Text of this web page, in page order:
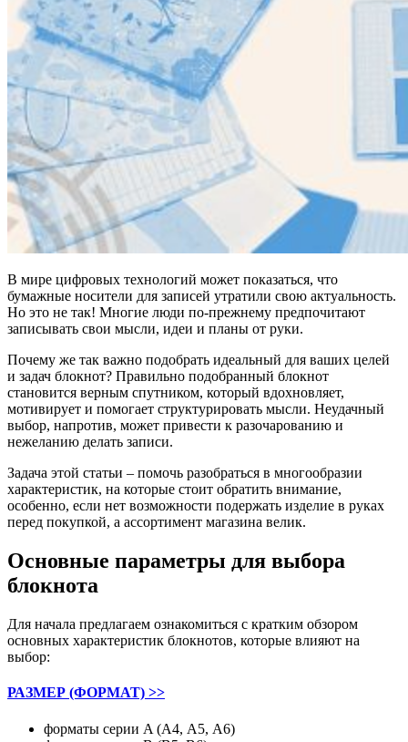
В мире цифровых технологий может показаться, что
бумажные носители для записей утратили свою актуальность.
Но это не так! Многие люди по-прежнему предпочитают
записывать свои мысли, идеи и планы от руки.
Почему же так важно подобрать идеальный для ваших целей
и задач блокнот? Правильно подобранный блокнот
становится верным спутником, который вдохновляет,
мотивирует и помогает структурировать мысли. Неудачный
выбор, напротив, может привести к разочарованию и
нежеланию делать записи.
Задача этой статьи – помочь разобраться в многообразии
характеристик, на которые стоит обратить внимание,
особенно, если нет возможности подержать изделие в руках
перед покупкой, а ассортимент магазина велик.
Основные параметры для выбора
блокнота
Для начала предлагаем ознакомиться с кратким обзором
основных характеристик блокнотов, которые влияют на
выбор:
РАЗМЕР (ФОРМАТ) >>
форматы серии A (А4, А5, А6)